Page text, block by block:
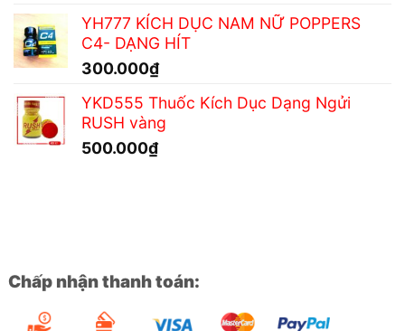
YH777 KÍCH DỤC NAM NỮ POPPERS
C4- DẠNG HÍT
300.000₫
YKD555 Thuốc Kích Dục Dạng Ngửi
RUSH vàng
500.000₫
Chấp nhận thanh toán: